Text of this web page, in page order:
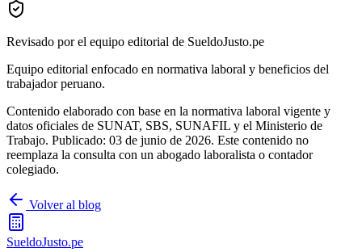
Revisado por el equipo editorial de SueldoJusto.pe
Equipo editorial enfocado en normativa laboral y beneficios del
trabajador peruano.
Contenido elaborado con base en la normativa laboral vigente y
datos oficiales de SUNAT, SBS, SUNAFIL y el Ministerio de
Trabajo. Publicado: 03 de junio de 2026. Este contenido no
reemplaza la consulta con un abogado laboralista o contador
colegiado.
Volver al blog
SueldoJusto.pe